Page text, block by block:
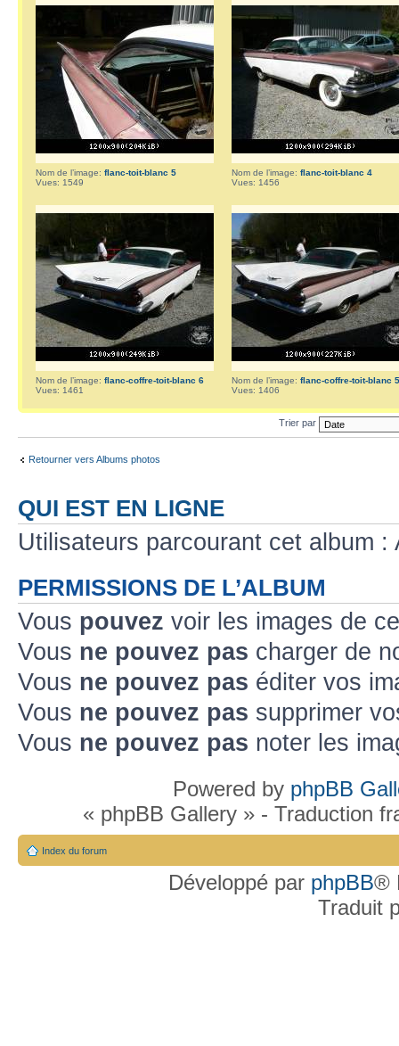
Nom de l’image: flanc-toit-blanc 5
Vues: 1549
Nom de l’image: flanc-toit-blanc 4
Vues: 1456
Nom de l’image: flanc-coffre-toit-blanc 6
Vues: 1461
Nom de l’image: flanc-coffre-toit-blanc 5
Vues: 1406
Trier par
Retourner vers Albums photos
QUI EST EN LIGNE
Utilisateurs parcourant cet album
PERMISSIONS DE L’ALBUM
Vous pouvez voir les images de
Vous ne pouvez pas charger de
Vous ne pouvez pas éditer vos
Vous ne pouvez pas supprimer
Vous ne pouvez pas noter les
Powered by phpBB
« phpBB Gallery » - Traduction
Index du forum
Développé par phpBB®
Traduit